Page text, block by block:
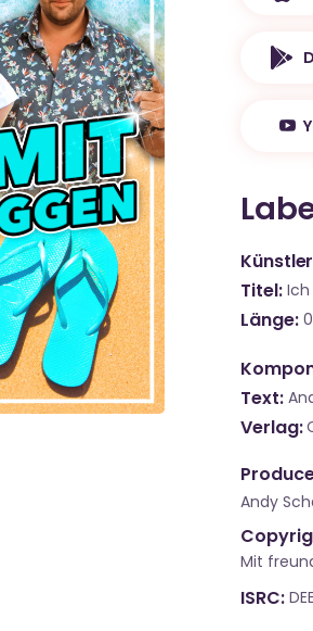
Künstler
Titel Ich
Länge
Text
Verlag
Andy
Mit
ISRC